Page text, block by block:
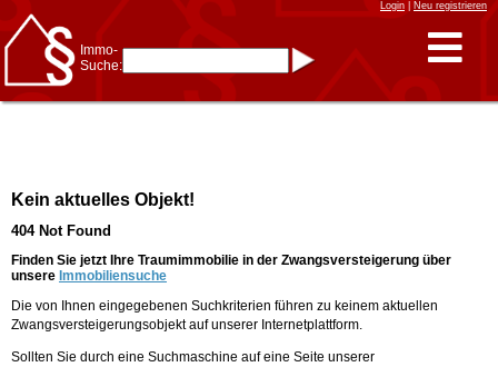
Login| Neu registrieren
Immo-
Suche:
* Suche verfeinern durch
Kombinieren
Frankfurt/Oder
am Main
Immobiliensuche
nach Kreis
nach Amtsgericht
Kein aktuelles Objekt!
404 Not Found
Finden Sie jetzt Ihre Traumimmobilie in der Zwangsversteigerung über
unsere Immobiliensuche
Die von Ihnen eingegebenen Suchkriterien führen zu keinem aktuellen
Zwangsversteigerungsobjekt auf unserer Internetplattform.
Sollten Sie durch eine Suchmaschine auf eine Seite unserer